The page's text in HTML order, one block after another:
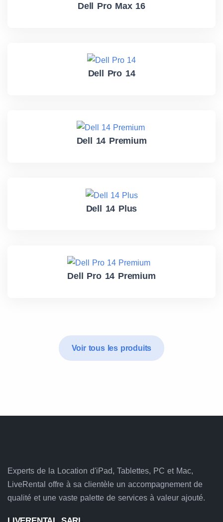
Dell Pro Max 16
Dell Pro 14
Dell 14 Premium
Dell 14 Plus
Dell Pro 14 Premium
Voir tous les produits
Experts de la Location d'iPad, Tablettes, PC et Mac,
LiveRental offre à sa clientèle un accompagnement de
qualité et une vaste palette de services à valeur ajouté.